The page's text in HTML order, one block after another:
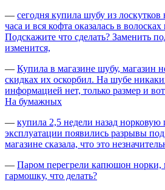
— сегодня купила шубу из
часа и вся кофта оказалась в волосках
Подскажите что сделать? Заменить
изменится,
— Купила в магазине шубу, магазин
скидках их оскорбил. На шубе
информацией нет, только размер и
На бумажных
— купила 2,5 недели назад
эксплуатации появились разрывы
магазине сказала, что это
— Паром перегрели капюшон норки,
гармошку, что делать?